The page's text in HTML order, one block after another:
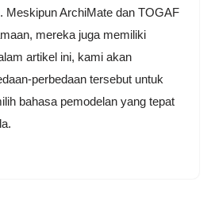
Meskipun ArchiMate dan TOGAF
mereka juga memiliki
artikel ini, kami akan
perbedaan tersebut untuk
bahasa pemodelan yang tepat